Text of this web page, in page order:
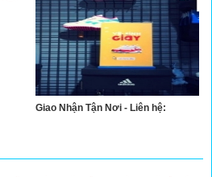
Giao Nhận Tận Nơi - Liên hệ: